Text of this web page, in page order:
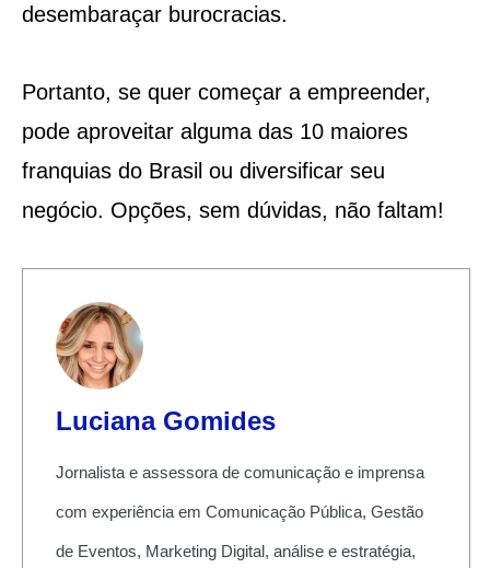
desembaraçar burocracias.
Portanto, se quer começar a empreender,
pode aproveitar alguma das 10 maiores
franquias do Brasil ou diversificar seu
negócio. Opções, sem dúvidas, não faltam!
Luciana Gomides
Jornalista e assessora de comunicação e imprensa
com experiência em Comunicação Pública, Gestão
de Eventos, Marketing Digital, análise e estratégia,